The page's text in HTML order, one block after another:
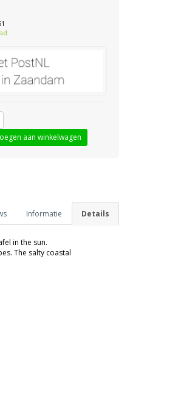
Details
Informatie
in the sun.
The salty coastal